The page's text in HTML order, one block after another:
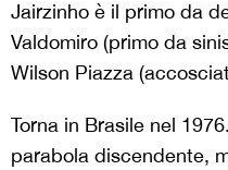
Jairzinho è il primo da
Valdomiro (primo da
Wilson Piazza
Torna in Brasile nel
parabola discendente,